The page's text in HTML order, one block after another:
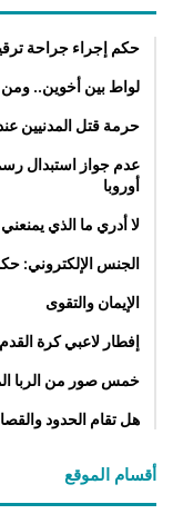
حكم إجراء جراحة
لواط بين أخوين..
حرمة قتل المدنيين
عدم جواز استبدال
أوروبا
لا أدري ما الذي
الجنس الإلكتروني:
الإيمان والتقوى
إفطار لاعبي كرة
خمس صور من الربا
هل تقام الحدود
أقسام الموقع